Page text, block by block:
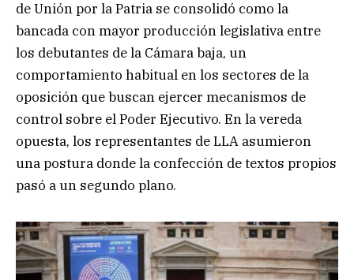
de Unión por la Patria se consolidó como la
bancada con mayor producción legislativa entre
los debutantes de la Cámara baja, un
comportamiento habitual en los sectores de la
oposición que buscan ejercer mecanismos de
control sobre el Poder Ejecutivo. En la vereda
opuesta, los representantes de LLA asumieron
una postura donde la confección de textos propios
pasó a un segundo plano.